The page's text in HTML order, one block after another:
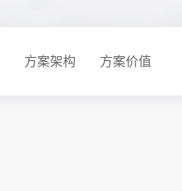
方案架构 方案价值